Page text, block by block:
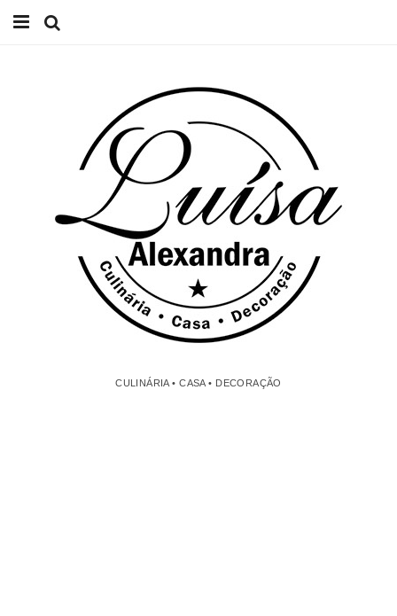
CULINÁRIA • CASA • DECORAÇÃO